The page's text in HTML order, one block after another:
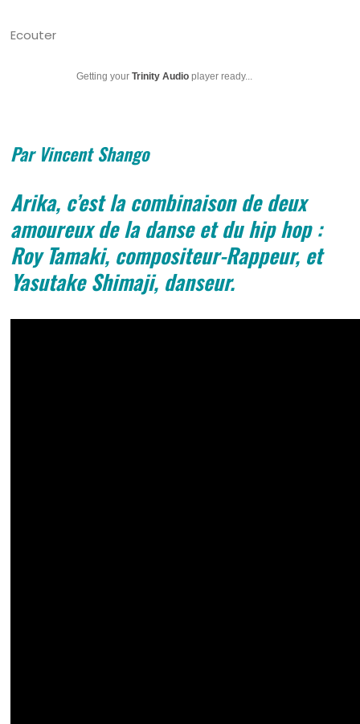
Ecouter
Getting yourTrinity Audio player ready...
Par Vincent Shango
Arika, c’est la combinaison de deux
amoureux de la danse et du hip hop :
Roy Tamaki, compositeur-Rappeur, et
Yasutake Shimaji, danseur.